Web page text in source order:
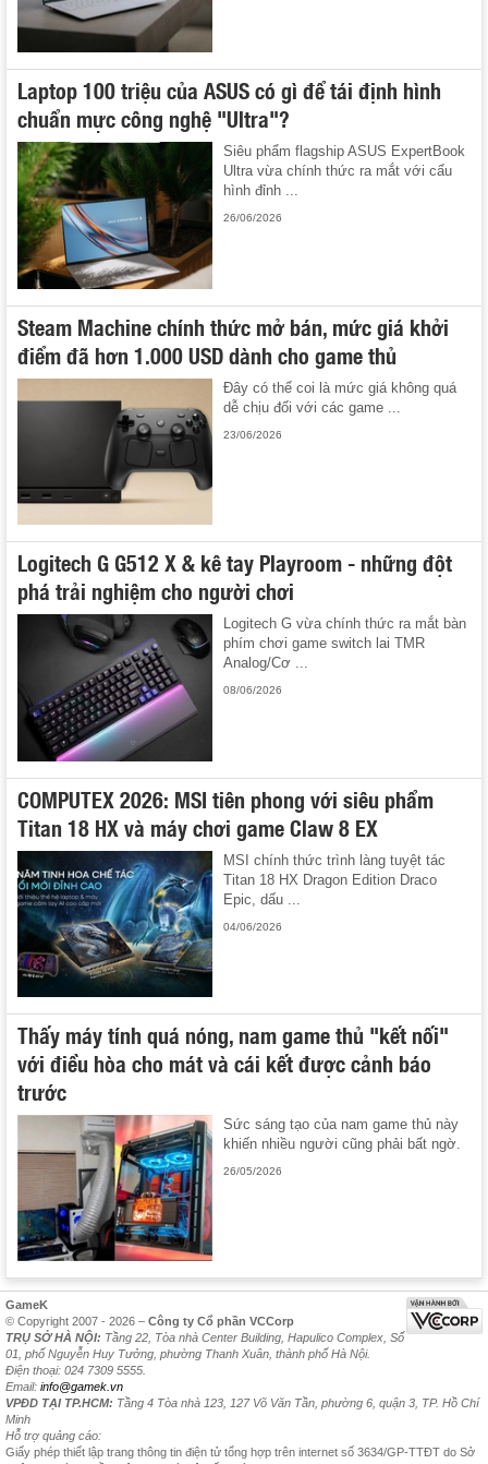
Laptop 100 triệu của ASUS có gì để tái định hình
chuẩn mực công nghệ "Ultra"?
Siêu phẩm flagship ASUS ExpertBook
Ultra vừa chính thức ra mắt với cấu
hình đỉnh ...
26/06/2026
Steam Machine chính thức mở bán, mức giá khởi
điểm đã hơn 1.000 USD dành cho game thủ
Đây có thể coi là mức giá không quá
dễ chịu đối với các game ...
23/06/2026
Logitech G G512 X & kê tay Playroom - những đột
phá trải nghiệm cho người chơi
Logitech G vừa chính thức ra mắt bàn
phím chơi game switch lai TMR
Analog/Cơ ...
08/06/2026
COMPUTEX 2026: MSI tiên phong với siêu phẩm
Titan 18 HX và máy chơi game Claw 8 EX
MSI chính thức trình làng tuyệt tác
Titan 18 HX Dragon Edition Draco
Epic, dấu ...
04/06/2026
Thấy máy tính quá nóng, nam game thủ "kết nối"
với điều hòa cho mát và cái kết được cảnh báo
trước
Sức sáng tạo của nam game thủ này
khiến nhiều người cũng phải bất ngờ.
26/05/2026
GameK
© Copyright 2007 - 2026 – Công ty Cổ phần VCCorp
TRỤ SỞ HÀ NỘI: Tầng 22, Tòa nhà Center Building, Hapulico Complex, Số
01, phố Nguyễn Huy Tưởng, phường Thanh Xuân, thành phố Hà Nội.
Điện thoại: 024 7309 5555.
Email: info@gamek.vn
VPĐD TẠI TP.HCM: Tầng 4 Tòa nhà 123, 127 Võ Văn Tần, phường 6, quận 3, TP. Hồ Chí
Minh
Hỗ trợ quảng cáo:
Giấy phép thiết lập trang thông tin điện tử tổng hợp trên internet số 3634/GP-TTĐT do Sở